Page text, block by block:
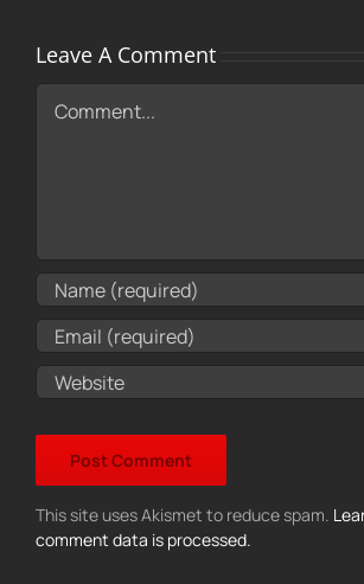
Leave A Comment
Comment
This site uses Akismet to reduce spam.
comment data is processed.